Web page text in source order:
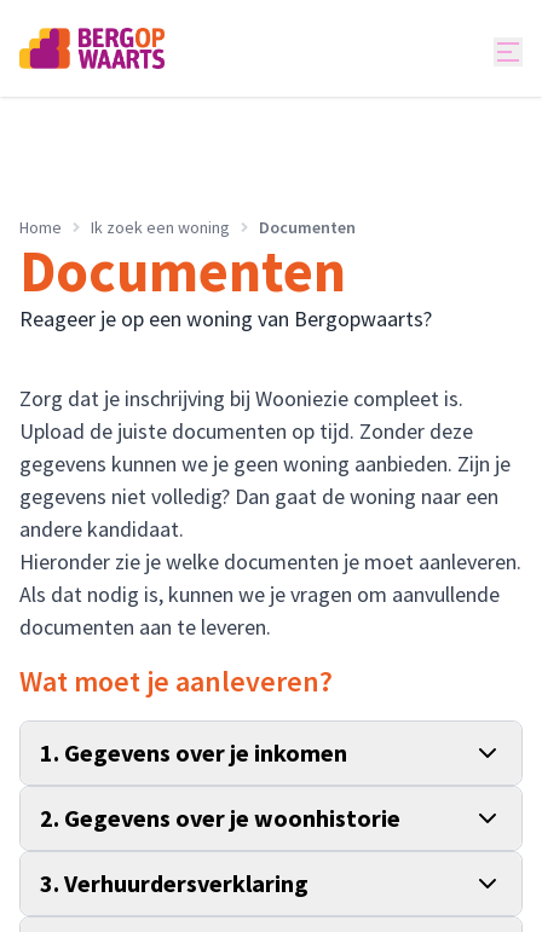
Home Ik zoek een woning Documenten
Documenten
Reageer je op een woning van Bergopwaarts?
Zorg dat je inschrijving bij Wooniezie compleet is.
Upload de juiste documenten op tijd. Zonder deze
gegevens kunnen we je geen woning aanbieden. Zijn je
gegevens niet volledig? Dan gaat de woning naar een
andere kandidaat.
Hieronder zie je welke documenten je moet aanleveren.
Als dat nodig is, kunnen we je vragen om aanvullende
documenten aan te leveren.
Wat moet je aanleveren?
1. Gegevens over je inkomen
2. Gegevens over je woonhistorie
3. Verhuurdersverklaring